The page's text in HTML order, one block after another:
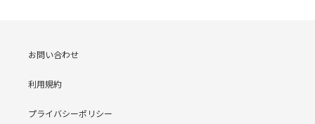
お問い合わせ
利用規約
プライバシーポリシー